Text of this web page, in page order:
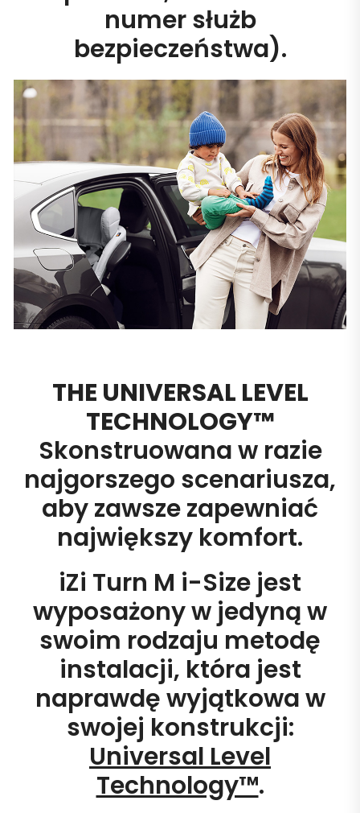
numer służb
bezpieczeństwa).
THE UNIVERSAL LEVEL
TECHNOLOGY™
Skonstruowana w razie
najgorszego scenariusza,
aby zawsze zapewniać
największy komfort.
iZi Turn M i-Size jest
wyposażony w jedyną w
swoim rodzaju metodę
instalacji, która jest
naprawdę wyjątkowa w
swojej konstrukcji:
Universal Level
Technology™.